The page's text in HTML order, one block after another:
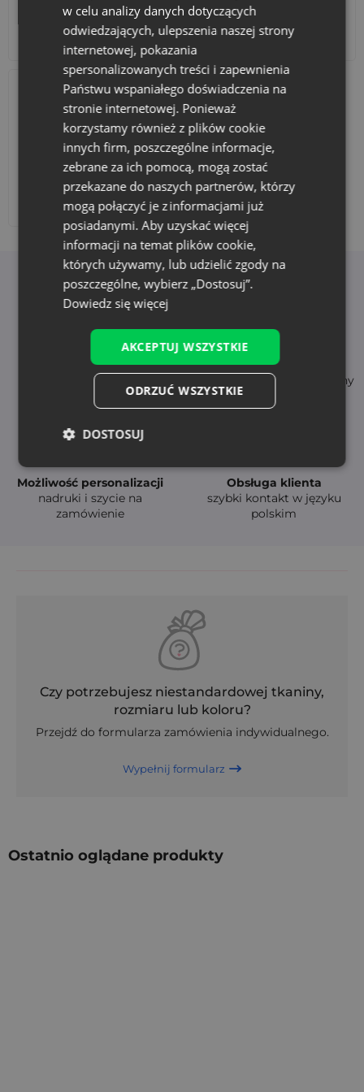
Akcesoria i dekoracje Zestawy
Dodaj nadruk
Korzyści z wyboru Saketos
Natychmiastowa
dostępność
szybka dostawa (24-48h)
Wysoka jakość
- trwałe i bezpieczne tkaniny
Możliwość personalizacji
nadruki i szycie na
zamówienie
Obsługa klienta
szybki kontakt w języku
polskim
Czy potrzebujesz niestandardowej tkaniny,
rozmiaru lub koloru?
Przejdź do formularza zamówienia indywidualnego.
Wypełnij formularz
Ostatnio oglądane produkty
w celu analizy danych dotyczących
odwiedzających, ulepszenia naszej strony
internetowej, pokazania
spersonalizowanych treści i zapewnienia
Państwu wspaniałego doświadczenia na
stronie internetowej. Ponieważ
korzystamy również z plików cookie
innych firm, poszczególne informacje,
zebrane za ich pomocą, mogą zostać
przekazane do naszych partnerów, którzy
mogą połączyć je z informacjami już
posiadanymi. Aby uzyskać więcej
informacji na temat plików cookie,
których używamy, lub udzielić zgody na
poszczególne, wybierz „Dostosuj”.
Dowiedz się więcej
AKCEPTUJ WSZYSTKIE
ODRZUĆ WSZYSTKIE
DOSTOSUJ